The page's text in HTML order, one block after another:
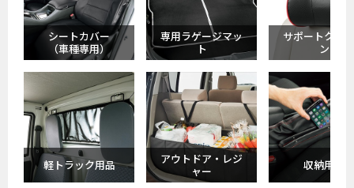
シートカバー
（車種専用）
専用ラゲージマッ
ト
サポートクッ
ン
軽トラック用品
アウトドア・レジ
ャー
収納用品